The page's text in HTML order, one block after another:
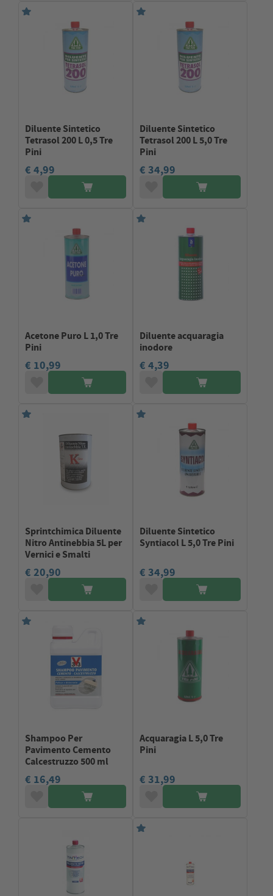
Diluente Sintetico
Tetrasol 200 L 0,5 Tre
Pini
€ 4,99
Diluente Sintetico
Tetrasol 200 L 5,0 Tre
Pini
€ 34,99
Acetone Puro L 1,0 Tre
Pini
€ 10,99
Diluente acquaragia
inodore
€ 4,39
Sprintchimica Diluente
Nitro Antinebbia 5L per
Vernici e Smalti
€ 20,90
Diluente Sintetico
Syntiacol L 5,0 Tre Pini
€ 34,99
Shampoo Per
Pavimento Cemento
Calcestruzzo 500 ml
€ 16,49
Acquaragia L 5,0 Tre
Pini
€ 31,99